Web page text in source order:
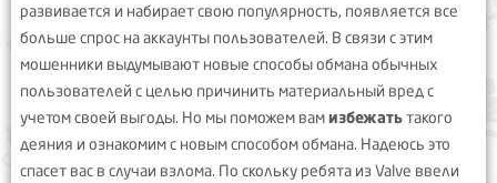
развивается и набирает свою популярность, появляется все
больше спрос на аккаунты пользователей. В связи с этим
мошенники выдумывают новые способы обмана обычных
пользователей с целью причинить материальный вред с
учетом своей выгоды. Но мы поможем вамизбежатьтакого
деяния и ознакомим с новым способом обмана. Надеюсь это
спасет вас в случаи взлома. По скольку ребята из Valve ввели